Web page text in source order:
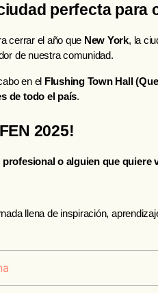
perfecta para
cerrar el año que New York, la
de nuestra comunidad.
en el Flushing Town Hall
de todo el país.
2025!
profesional o alguien que quiere
llena de inspiración,